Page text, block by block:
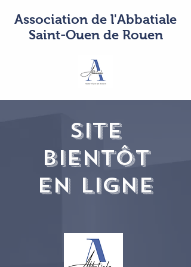
Association de l'Abbatiale
Saint-Ouen de Rouen
SITE
bientôt
EN LIGNE